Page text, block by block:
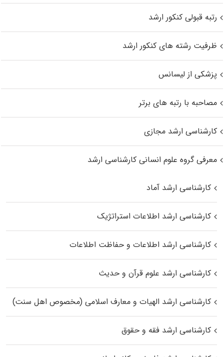
رتبه قبولی کنکور ارشد
ظرفیت رشته های کنکور ارشد
پزشکی از لیسانس
مصاحبه با رتبه های برتر
کارشناسی ارشد مجازی
معرفی گروه علوم انسانی کارشناسی ارشد
کارشناسی ارشد آماد
کارشناسی ارشد اطلاعات استراتژیک
کارشناسی ارشد اطلاعات و حفاظت اطلاعات
کارشناسی ارشد علوم قرآن و حدیث
کارشناسی ارشد الهیات و معارف اسلامی (مخصوص اهل سنت)
کارشناسی ارشد فقه و حقوق